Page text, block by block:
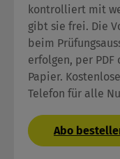
kontrolliert mit
gibt sie frei. Die
beim
erfolgen, per
Papier.
Telefon für alle
Abo